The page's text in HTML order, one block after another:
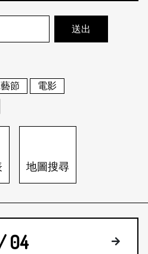
English
登入/註冊
節
電影
地圖搜尋
04 下個月